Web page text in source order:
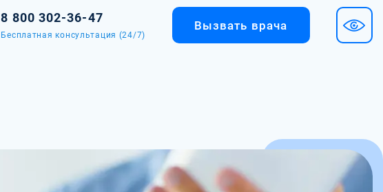
8 800 302-36-47
Бесплатная консультация (24/7)
Вызвать врача